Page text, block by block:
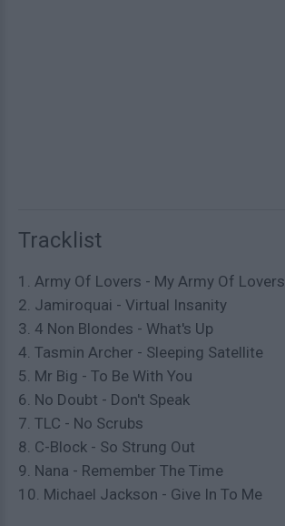
Tracklist
1. Army Of Lovers - My Army Of Lovers
2. Jamiroquai - Virtual Insanity
3. 4 Non Blondes - What's Up
4. Tasmin Archer - Sleeping Satellite
5. Mr Big - To Be With You
6. No Doubt - Don't Speak
7. TLC - No Scrubs
8. C-Block - So Strung Out
9. Nana - Remember The Time
10. Michael Jackson - Give In To Me